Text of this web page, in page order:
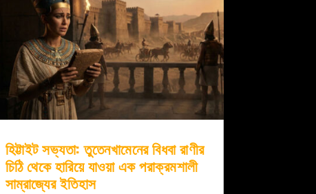
হিট্টাইট সভ্যতা: তুতেনখামেনের বিধবা রাণীর
চিঠি থেকে হারিয়ে যাওয়া এক পরাক্রমশালী
সাম্রাজ্যের ইতিহাস